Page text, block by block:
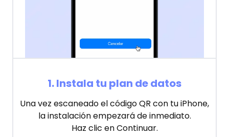
1.Instala tu plan de datos
Una vez escaneado el código QR con tu iPhone,
la instalación empezará de inmediato.
Haz clic en Continuar.